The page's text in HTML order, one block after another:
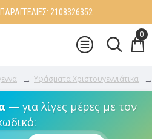
2108326352
0
Υφάσματα Χριστουγεννιάτικα
— για λίγες μέρες με τον